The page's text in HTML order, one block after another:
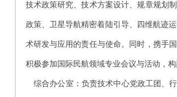
技术政策研究、技术方案设计、规章规划
政策、卫星导航精密着陆引导、四维航迹
术研发与应用的责任与使命。同时，携手
积极参加国际民航领域专业会议与活动，
综合办公室：负责技术中心党政工团、